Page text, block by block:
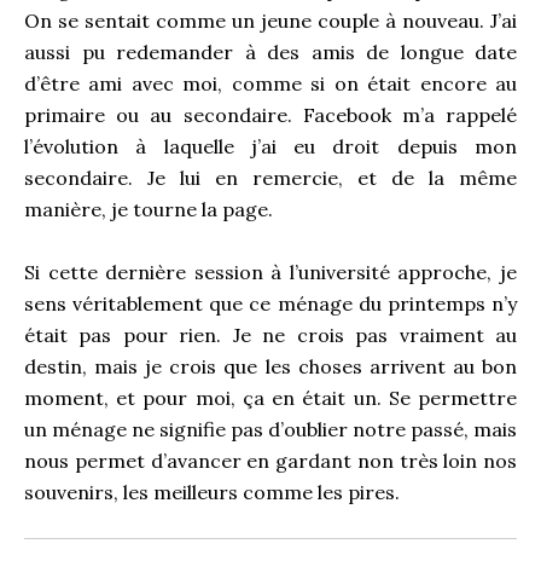
On se sentait comme un jeune couple à nouveau. J’ai
aussi pu redemander à des amis de longue date
d’être ami avec moi, comme si on était encore au
primaire ou au secondaire. Facebook m’a rappelé
l’évolution à laquelle j’ai eu droit depuis mon
secondaire. Je lui en remercie, et de la même
manière, je tourne la page.
Si cette dernière session à l’université approche, je
sens véritablement que ce ménage du printemps n’y
était pas pour rien. Je ne crois pas vraiment au
destin, mais je crois que les choses arrivent au bon
moment, et pour moi, ça en était un. Se permettre
un ménage ne signifie pas d’oublier notre passé, mais
nous permet d’avancer en gardant non très loin nos
souvenirs, les meilleurs comme les pires.